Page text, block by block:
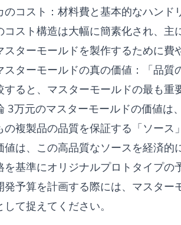
のコスト：材料費と基本的なハンド
コスト構造は大幅に簡素化され、
スターモールドを製作するために費
スターモールドの真の価値：「品
すると、マスターモールドの最も
3万元のマスターモールドの価値は
の複製品の品質を保証する「ソー
値は、この高品質なソースを経済
を基準にオリジナルプロトタイプの
発予算を計画する際には、マスター
して捉えてください。